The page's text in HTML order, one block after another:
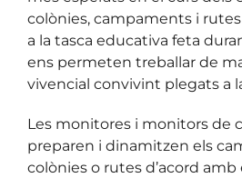
colònies, campaments i
a la tasca educativa feta
ens permeten treballar de
vivencial convivint plegats a
Les monitores i monitors de
preparen i dinamitzen els
colònies o rutes d’acord